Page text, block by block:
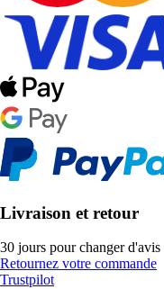
Livraison et retour
30 jours pour changer d'avis
Retournez votre commande
Trustpilot